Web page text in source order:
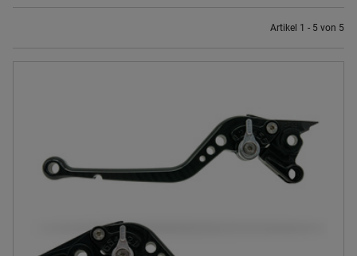
Artikel 1 - 5 von 5